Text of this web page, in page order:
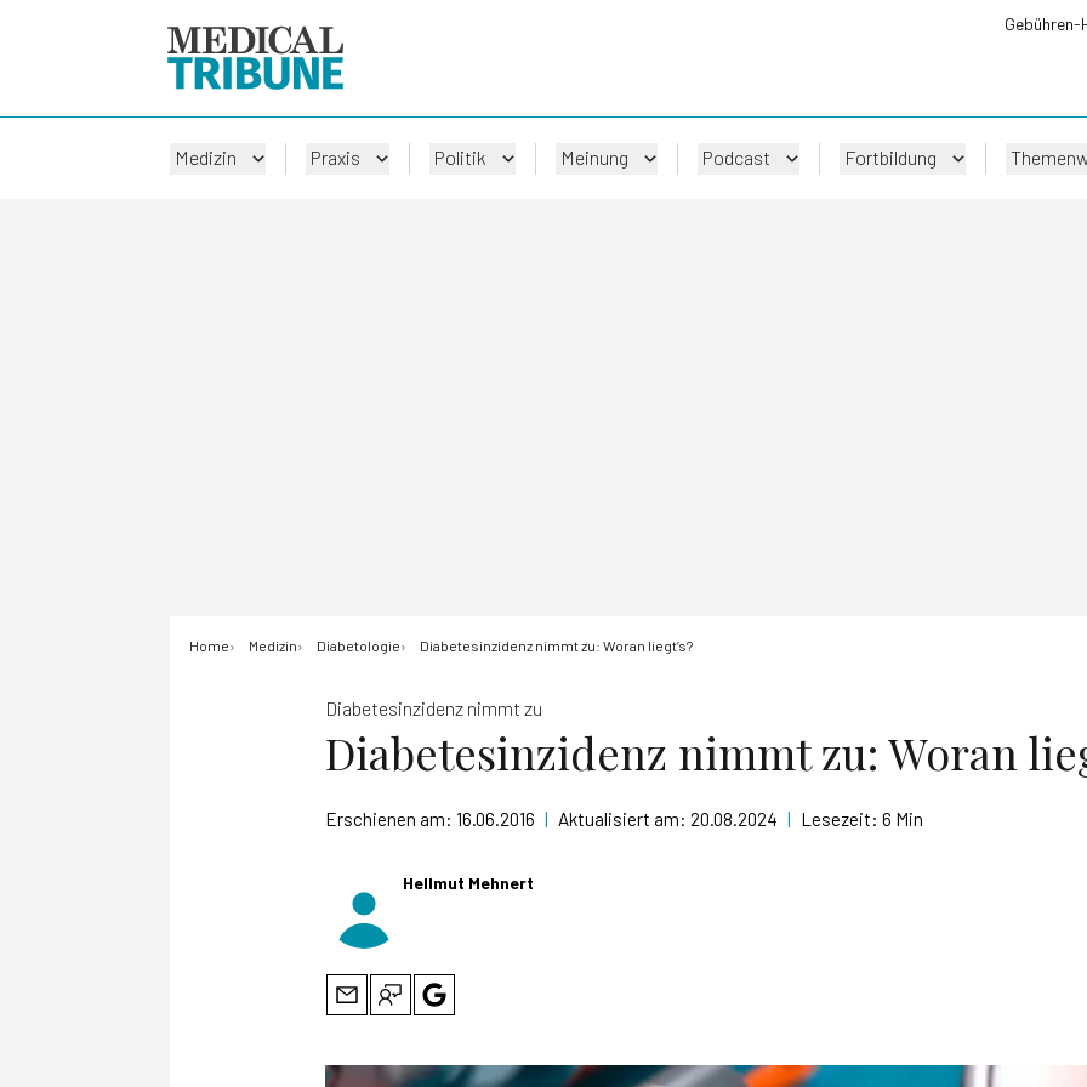
Gebühren-
Medizin Praxis Politik Meinung Podcast Fortbildung
Home Medizin Diabetologie Diabetesinzidenz nimmt zu: Woran liegt’s?
Diabetesinzidenz nimmt zu
Diabetesinzidenz nimmt zu: Woran
Erschienen am: 16.06.2016 | Aktualisiert am: 20.08.2024 | Lesezeit: 6 Min
Hellmut Mehnert